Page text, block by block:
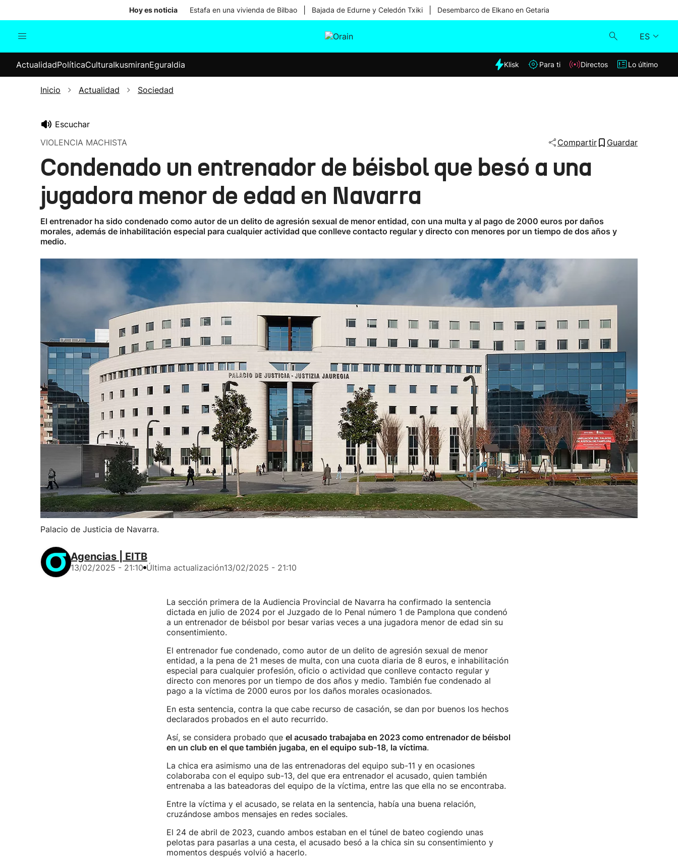
Hoy es noticia Estafa en una vivienda de Bilbao Bajada de Edurne y Celedón Txiki Desembarco de Elkano en Getaria
ES
Internacional
Elecciones
Klisk
ActualidadPolíticaCulturaIkusmiranEguraldia Klisk Para ti Directos Lo último
Inicio Actualidad Sociedad
Escuchar
VIOLENCIA MACHISTA
Compartir Guardar
Condenado un entrenador de béisbol que besó a una
jugadora menor de edad en Navarra
El entrenador ha sido condenado como autor de un delito de agresión sexual de menor entidad, con una multa y al pago de 2000 euros por daños
morales, además de inhabilitación especial para cualquier actividad que conlleve contacto regular y directo con menores por un tiempo de dos años y
medio.
Palacio de Justicia de Navarra.
Agencias | EITB
13/02/2025 - 21:10 Última actualización13/02/2025 - 21:10
La sección primera de la Audiencia Provincial de Navarra ha confirmado la sentencia
dictada en julio de 2024 por el Juzgado de lo Penal número 1 de Pamplona que condenó
a un entrenador de béisbol por besar varias veces a una jugadora menor de edad sin su
consentimiento.
El entrenador fue condenado, como autor de un delito de agresión sexual de menor
entidad, a la pena de 21 meses de multa, con una cuota diaria de 8 euros, e inhabilitación
especial para cualquier profesión, oficio o actividad que conlleve contacto regular y
directo con menores por un tiempo de dos años y medio. También fue condenado al
pago a la víctima de 2000 euros por los daños morales ocasionados.
En esta sentencia, contra la que cabe recurso de casación, se dan por buenos los hechos
declarados probados en el auto recurrido.
Así, se considera probado que el acusado trabajaba en 2023 como entrenador de béisbol
en un club en el que también jugaba, en el equipo sub-18, la víctima.
La chica era asimismo una de las entrenadoras del equipo sub-11 y en ocasiones
colaboraba con el equipo sub-13, del que era entrenador el acusado, quien también
entrenaba a las bateadoras del equipo de la víctima, entre las que ella no se encontraba.
Entre la víctima y el acusado, se relata en la sentencia, había una buena relación,
cruzándose ambos mensajes en redes sociales.
El 24 de abril de 2023, cuando ambos estaban en el túnel de bateo cogiendo unas
pelotas para pasarlas a una cesta, el acusado besó a la chica sin su consentimiento y
momentos después volvió a hacerlo.